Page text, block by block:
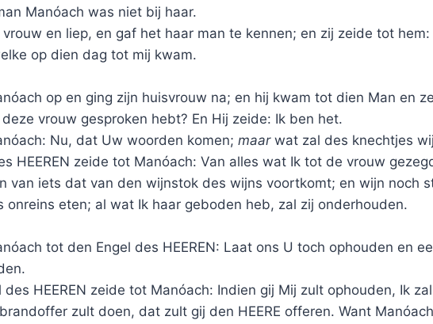
Manóach was niet bij haar.
en liep, en gaf het haar man te kennen; en zij zeide tot
op dien dag tot mij kwam.
op en ging zijn huisvrouw na; en hij kwam tot dien Man en
vrouw gesproken hebt? En Hij zeide: Ik ben het.
Nu, dat Uw woorden komen; maarwat zal des knechtjes
HEEREN zeide tot Manóach: Van alles wat Ik tot de vrouw
van iets dat van den wijnstok des wijns voortkomt; en wijn noch
onreins eten; al wat Ik haar geboden heb, zal zij onderhouden.
tot den Engel des HEEREN: Laat ons U toch ophouden en
des HEEREN zeide tot Manóach: Indien gij Mij zult ophouden, Ik
zult doen, dat zult gij den HEERE offeren. Want